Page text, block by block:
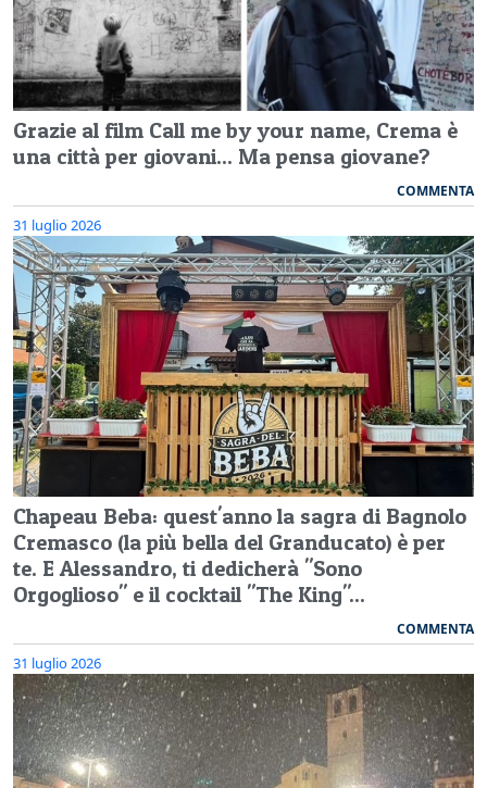
Grazie al film Call me by your name, Crema è
una città per giovani... Ma pensa giovane?
COMMENTA
31 luglio 2026
Chapeau Beba: quest'anno la sagra di Bagnolo
Cremasco (la più bella del Granducato) è per
te. E Alessandro, ti dedicherà "Sono
Orgoglioso" e il cocktail "The King"...
COMMENTA
31 luglio 2026